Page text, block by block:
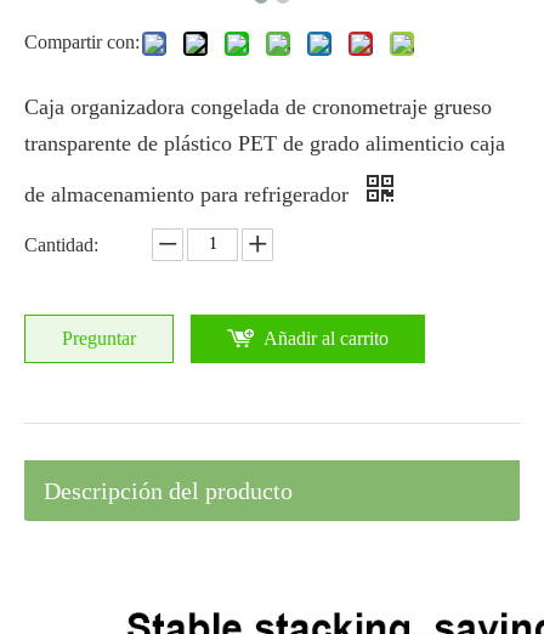
Compartir con:
Caja organizadora congelada de cronometraje grueso
transparente de plástico PET de grado alimenticio caja
de almacenamiento para refrigerador
Cantidad:
Preguntar Añadir al carrito
Descripción del producto